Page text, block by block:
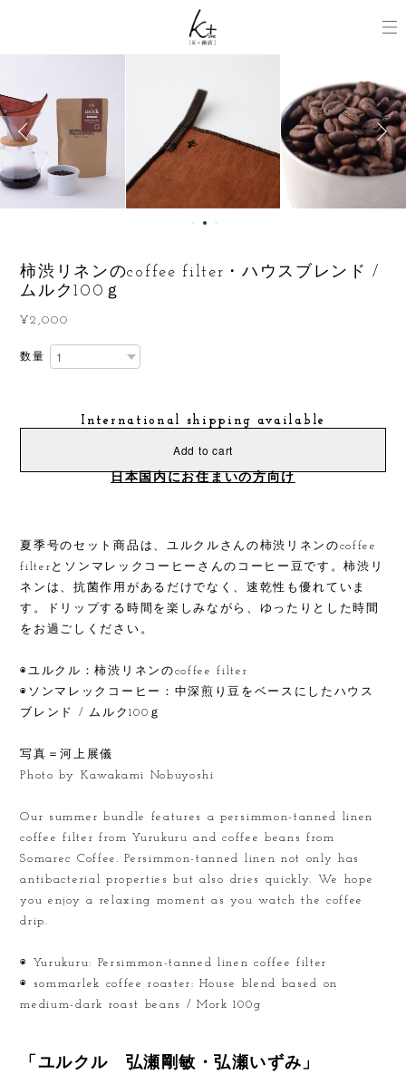
柿渋リネンのcoffee filter・ハウスブレンド /
ムルク100ｇ
¥2,000
数量
International shipping available
Add to cart
日本国内にお住まいの方向け
夏季号のセット商品は、ユルクルさんの柿渋リネンのcoffee
filterとソンマレックコーヒーさんのコーヒー豆です。柿渋リ
ネンは、抗菌作用があるだけでなく、速乾性も優れていま
す。ドリップする時間を楽しみながら、ゆったりとした時間
をお過ごしください。
◉ユルクル：柿渋リネンのcoffee filter
◉ソンマレックコーヒー：中深煎り豆をベースにしたハウス
ブレンド / ムルク100ｇ
写真＝河上展儀
Photo by Kawakami Nobuyoshi
Our summer bundle features a persimmon-tanned linen
coffee filter from Yurukuru and coffee beans from
Somarec Coffee. Persimmon-tanned linen not only has
antibacterial properties but also dries quickly. We hope
you enjoy a relaxing moment as you watch the coffee
drip.
◉ Yurukuru: Persimmon-tanned linen coffee filter
◉ sommarlek coffee roaster: House blend based on
medium-dark roast beans / Mork 100g
「ユルクル 弘瀬剛敏・弘瀬いずみ」